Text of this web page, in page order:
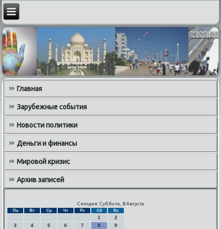
Главная
Зарубежные события
Новости политики
Деньги и финансы
Мировой кризис
Архив записей
Сегодня: Суббота, 8 Августа
Пн Вт Ср Чт Пт Сб Вс
1
2
3
4 5 6 7 8
9